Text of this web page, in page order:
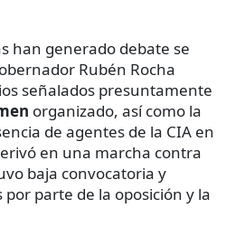
han generado debate se
Rubén Rocha
señalados presuntamente
organizado, así como la
de agentes de la CIA en
en una marcha contra
baja convocatoria y
parte de la oposición y la